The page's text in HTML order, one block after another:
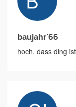
baujahr`66
hoch, dass ding